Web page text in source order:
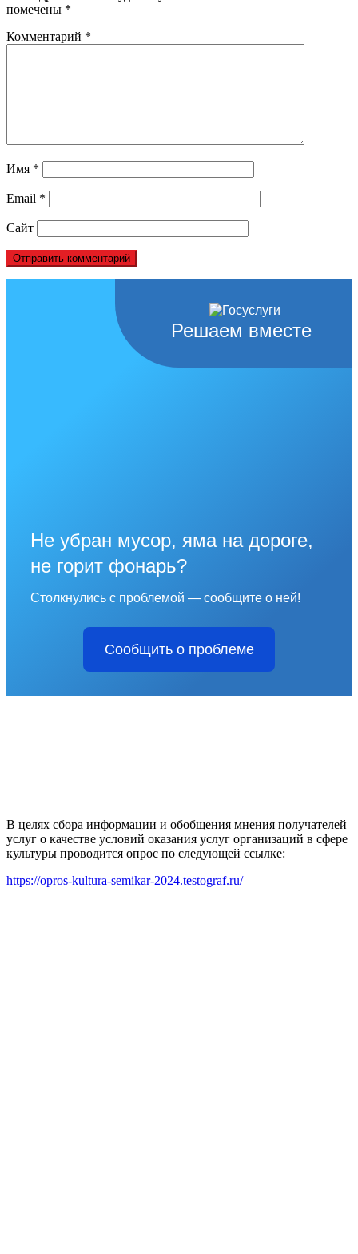
помечены *
Комментарий *
Имя *
Email *
Сайт
Решаем вместе
Не убран мусор, яма на дороге,
не горит фонарь?
Столкнулись с проблемой — сообщите о ней!
Сообщить о проблеме
В целях сбора информации и обобщения мнения получателей
услуг о качестве условий оказания услуг организаций в сфере
культуры проводится опрос по следующей ссылке:
https://opros-kultura-semikar-2024.testograf.ru/